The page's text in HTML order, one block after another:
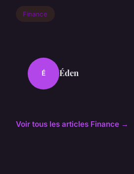
Finance
É Éden
Voir tous les articles Finance →